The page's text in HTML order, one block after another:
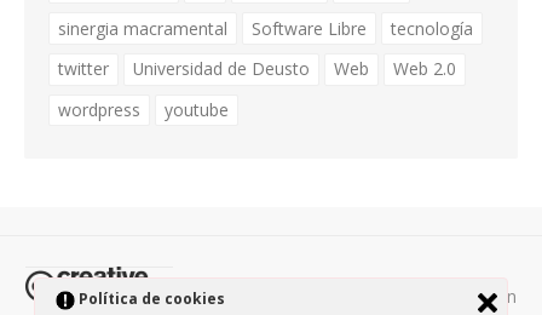
Política de cookies
sinergia macramental
Software Libre
tecnología
twitter
Universidad de Deusto Web
Web 2.0
wordpress
youtube
Todos los contenidos de esta página están